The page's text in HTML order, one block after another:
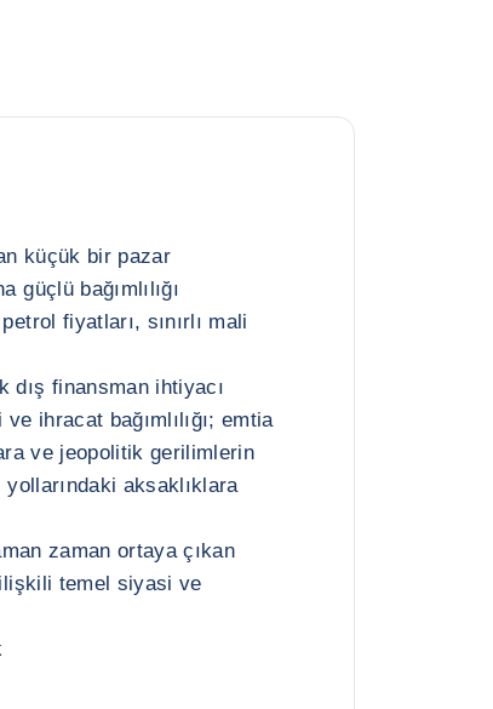
küçük bir pazar
güçlü bağımlılığı
fiyatları, sınırlı mali
dış finansman ihtiyacı
ihracat bağımlılığı; emtia
ve jeopolitik gerilimlerin
aksaklıklara
zaman ortaya çıkan
temel siyasi ve